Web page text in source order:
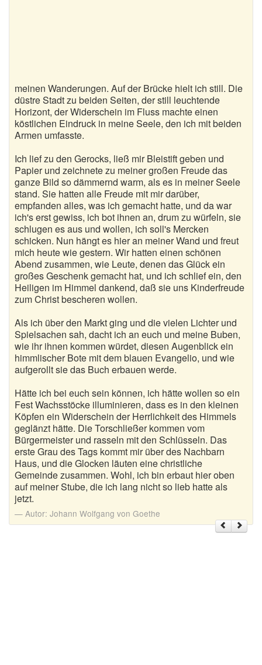
meinen Wanderungen. Auf der Brücke hielt ich still. Die
düstre Stadt zu beiden Seiten, der still leuchtende
Horizont, der Widerschein im Fluss machte einen
köstlichen Eindruck in meine Seele, den ich mit beiden
Armen umfasste.
Ich lief zu den Gerocks, ließ mir Bleistift geben und
Papier und zeichnete zu meiner großen Freude das
ganze Bild so dämmernd warm, als es in meiner Seele
stand. Sie hatten alle Freude mit mir darüber,
empfanden alles, was ich gemacht hatte, und da war
ich's erst gewiss, ich bot ihnen an, drum zu würfeln, sie
schlugen es aus und wollen, ich soll's Mercken
schicken. Nun hängt es hier an meiner Wand und freut
mich heute wie gestern. Wir hatten einen schönen
Abend zusammen, wie Leute, denen das Glück ein
großes Geschenk gemacht hat, und ich schlief ein, den
Heiligen im Himmel dankend, daß sie uns Kinderfreude
zum Christ bescheren wollen.
Als ich über den Markt ging und die vielen Lichter und
Spielsachen sah, dacht ich an euch und meine Buben,
wie ihr ihnen kommen würdet, diesen Augenblick ein
himmlischer Bote mit dem blauen Evangelio, und wie
aufgerollt sie das Buch erbauen werde.
Hätte ich bei euch sein können, ich hätte wollen so ein
Fest Wachsstöcke illuminieren, dass es in den kleinen
Köpfen ein Widerschein der Herrlichkeit des Himmels
geglänzt hätte. Die Torschließer kommen vom
Bürgermeister und rasseln mit den Schlüsseln. Das
erste Grau des Tags kommt mir über des Nachbarn
Haus, und die Glocken läuten eine christliche
Gemeinde zusammen. Wohl, ich bin erbaut hier oben
auf meiner Stube, die ich lang nicht so lieb hatte als
jetzt.
Autor: Johann Wolfgang von Goethe